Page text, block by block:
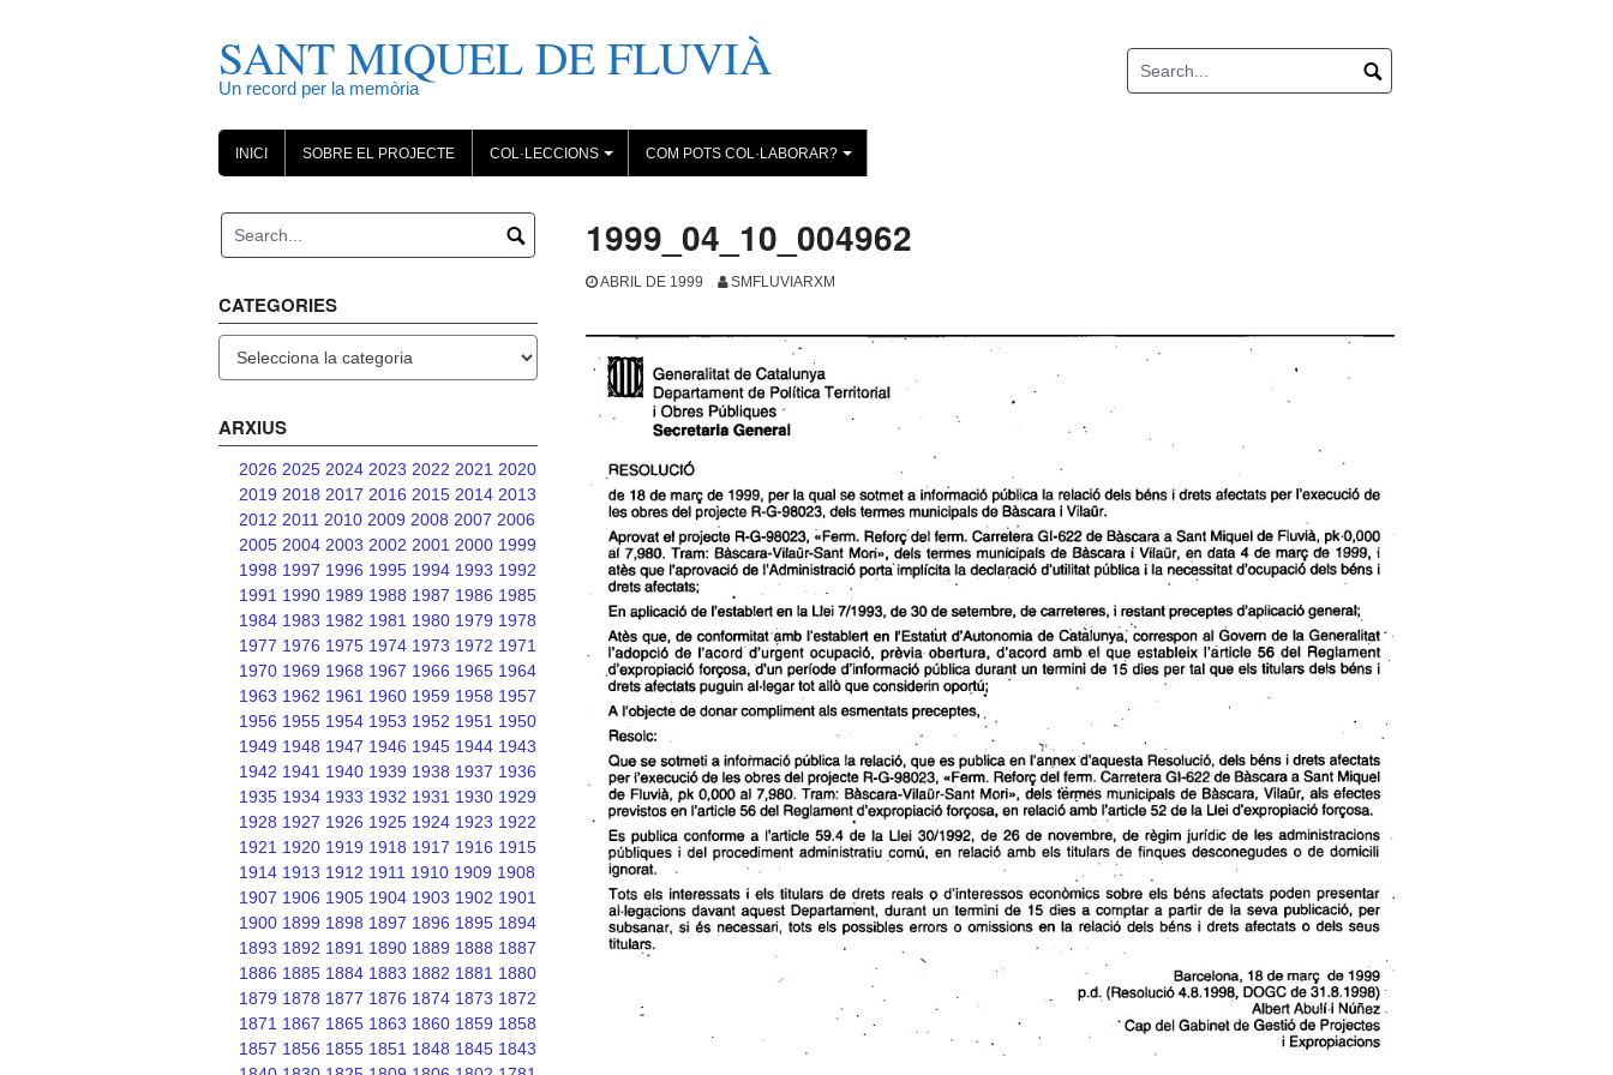
SANT MIQUEL DE FLUVIÀ
Un record per la memòria
INICI SOBRE EL PROJECTE
+
COL·LECCIONS
+
COM POTS COL·LABORAR?
1999_04_10_004962
ABRIL DE 1999 SMFLUVIARXM
CATEGORIES
ARXIUS
2026 2025 2024 2023 2022 2021 2020
2019 2018 2017 2016 2015 2014 2013
2012 2011 2010 2009 2008 2007 2006
2005 2004 2003 2002 2001 2000 1999
1998 1997 1996 1995 1994 1993 1992
1991 1990 1989 1988 1987 1986 1985
1984 1983 1982 1981 1980 1979 1978
1977 1976 1975 1974 1973 1972 1971
1970 1969 1968 1967 1966 1965 1964
1963 1962 1961 1960 1959 1958 1957
1956 1955 1954 1953 1952 1951 1950
1949 1948 1947 1946 1945 1944 1943
1942 1941 1940 1939 1938 1937 1936
1935 1934 1933 1932 1931 1930 1929
1928 1927 1926 1925 1924 1923 1922
1921 1920 1919 1918 1917 1916 1915
1914 1913 1912 1911 1910 1909 1908
1907 1906 1905 1904 1903 1902 1901
1900 1899 1898 1897 1896 1895 1894
1893 1892 1891 1890 1889 1888 1887
1886 1885 1884 1883 1882 1881 1880
1879 1878 1877 1876 1874 1873 1872
1871 1867 1865 1863 1860 1859 1858
1857 1856 1855 1851 1848 1845 1843